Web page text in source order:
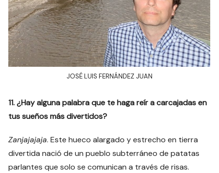
JOSÉ LUIS FERNÁNDEZ JUAN
11. ¿Hay alguna palabra que te haga reír a carcajadas en
tus sueños más divertidos?
Zanjajajaja. Este hueco alargado y estrecho en tierra
divertida nació de un pueblo subterráneo de patatas
parlantes que solo se comunican a través de risas.